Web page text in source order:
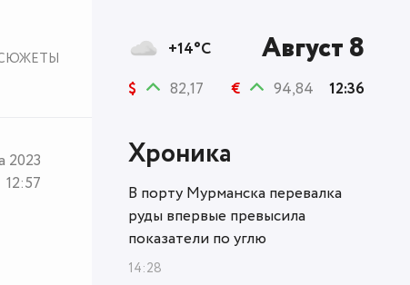
2023
12:57
+14°C Август 8
$ 82,17 € 94,84 12:36
Хроника
В порту Мурманска перевалка
руды впервые превысила
показатели по углю
14:28